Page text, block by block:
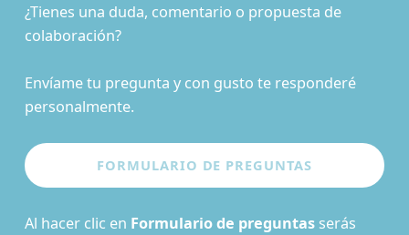
¿Tienes una duda, comentario o propuesta de
colaboración?
Envíame tu pregunta y con gusto te responderé
personalmente.
Al hacer clic en Formulario de preguntasserás